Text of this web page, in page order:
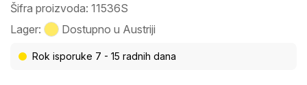
Šifra proizvoda: 11536S
Lager:
Dostupno u Austriji
Rok isporuke 7 - 15 radnih dana